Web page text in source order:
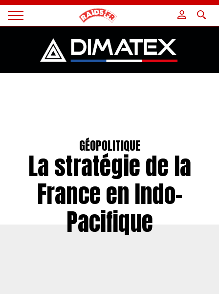
Magazine
GÉOPOLITIQUE
La stratégie de la
France en Indo-
Pacifique
Panneau de gestion des cookies